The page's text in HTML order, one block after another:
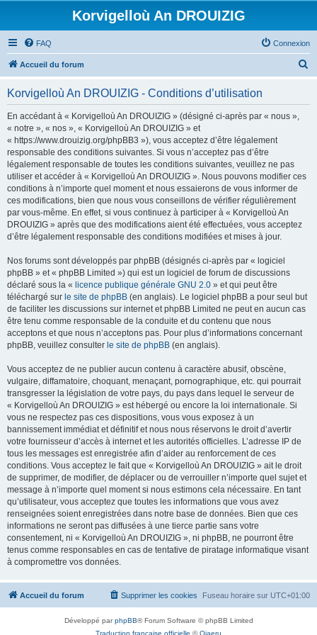
Korvigelloù An DROUIZIG
FAQ Connexion
Accueil du forum
Korvigelloù An DROUIZIG - Conditions d’utilisation
En accédant à « Korvigelloù An DROUIZIG » (désigné ci-après par « nous »,
« notre », « nos », « Korvigelloù An DROUIZIG » et
« https://www.drouizig.org/phpBB3 »), vous acceptez d’être légalement
responsable des conditions suivantes. Si vous n’acceptez pas d’être
légalement responsable de toutes les conditions suivantes, veuillez ne pas
utiliser et accéder à « Korvigelloù An DROUIZIG ». Nous pouvons modifier ces
conditions à n’importe quel moment et nous essaierons de vous informer de
ces modifications, bien que nous vous conseillons de vérifier régulièrement
par vous-même. En effet, si vous continuez à participer à « Korvigelloù An
DROUIZIG » après que des modifications aient été effectuées, vous acceptez
d’être légalement responsable des conditions modifiées et mises à jour.
Nos forums sont développés par phpBB (désignés ci-après par « logiciel
phpBB » et « phpBB Limited ») qui est un logiciel de forum de discussions
déclaré sous la « licence publique générale GNU 2.0 » et qui peut être
téléchargé sur le site de phpBB (en anglais). Le logiciel phpBB a pour seul but
de faciliter les discussions sur internet et phpBB Limited ne peut en aucun cas
être tenu comme responsable de la conduite et du contenu que nous
acceptons et que nous n’acceptons pas. Pour plus d’informations concernant
phpBB, veuillez consulter le site de phpBB (en anglais).
Vous acceptez de ne publier aucun contenu à caractère abusif, obscène,
vulgaire, diffamatoire, choquant, menaçant, pornographique, etc. qui pourrait
transgresser la législation de votre pays, du pays dans lequel le serveur de
« Korvigelloù An DROUIZIG » est hébergé ou encore la loi internationale. Si
vous ne respectez pas ces dispositions, vous vous exposez à un
bannissement immédiat et définitif et nous nous réservons le droit d’avertir
votre fournisseur d’accès à internet et les autorités officielles. L’adresse IP de
tous les messages est enregistrée afin d’aider au renforcement de ces
conditions. Vous acceptez le fait que « Korvigelloù An DROUIZIG » ait le droit
de supprimer, de modifier, de déplacer ou de verrouiller n’importe quel sujet et
message à n’importe quel moment si nous estimons cela nécessaire. En tant
qu’utilisateur, vous acceptez que toutes les informations que vous avez
renseignées soient enregistrées dans notre base de données. Bien que ces
informations ne seront pas diffusées à une tierce partie sans votre
consentement, ni « Korvigelloù An DROUIZIG », ni phpBB, ne pourront être
tenus comme responsables en cas de tentative de piratage informatique visant
à compromettre vos données.
Accueil du forum Fuseau horaire sur UTC+01:00
Supprimer les cookies
Développé parphpBB® Forum Software © phpBB Limited
Traduction française officielle ©Qiaeru